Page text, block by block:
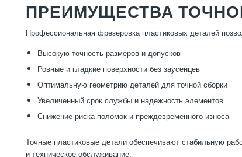
ПРЕИМУЩЕСТВА
Профессиональная фрезеровка пластиковых деталей
Высокую точность размеров и допусков
Ровные и гладкие поверхности без заусенцев
Оптимальную геометрию деталей для точной сборки
Увеличенный срок службы и надежность элементов
Снижение риска поломок и преждевременного износа
Точные пластиковые детали обеспечивают стабильную
и техническое обслуживание.